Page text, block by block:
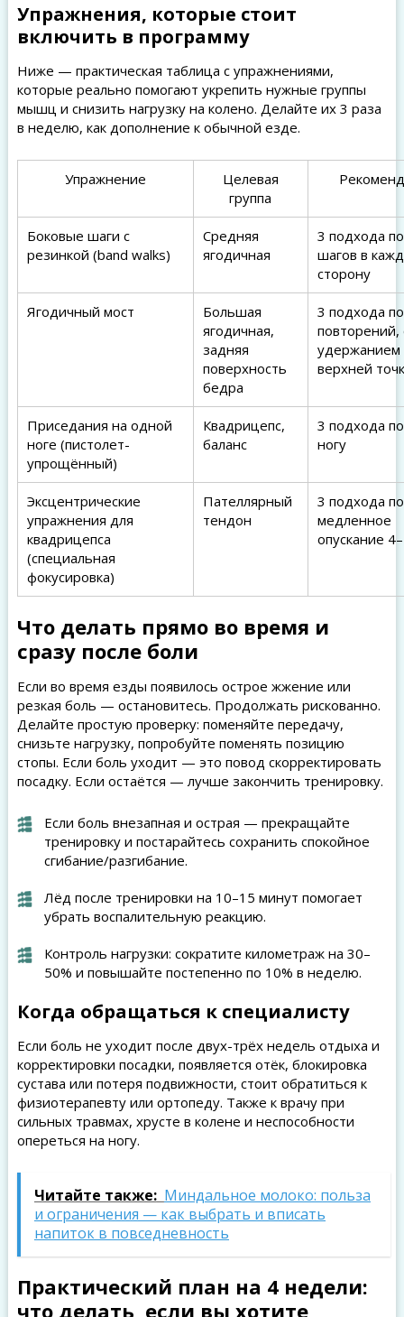
Упражнения, которые стоит
включить в программу
Ниже — практическая таблица с упражнениями,
которые реально помогают укрепить нужные группы
мышц и снизить нагрузку на колено. Делайте их 3 раза
в неделю, как дополнение к обычной езде.
Упражнение
Целевая
группа
Боковые шаги с
резинкой (band walks)
Средняя
ягодичная
3 подхода
шагов в
сторону
Ягодичный мост
Большая
ягодичная,
задняя
поверхность
бедра
3 подхода
повторений,
удержанием
верхней
Приседания на одной
ноге (пистолет-
упрощённый)
Квадрицепс,
баланс
3 подхода
ногу
Эксцентрические
упражнения для
квадрицепса
(специальная
фокусировка)
Пателлярный
тендон
3 подхода
медленное
опускание
Что делать прямо во время и
сразу после боли
Если во время езды появилось острое жжение или
резкая боль — остановитесь. Продолжать рискованно.
Делайте простую проверку: поменяйте передачу,
снизьте нагрузку, попробуйте поменять позицию
стопы. Если боль уходит — это повод скорректировать
посадку. Если остаётся — лучше закончить тренировку.
Если боль внезапная и острая — прекращайте
тренировку и постарайтесь сохранить спокойное
сгибание/разгибание.
Лёд после тренировки на 10–15 минут помогает
убрать воспалительную реакцию.
Контроль нагрузки: сократите километраж на 30–
50% и повышайте постепенно по 10% в неделю.
Когда обращаться к специалисту
Если боль не уходит после двух-трёх недель отдыха и
корректировки посадки, появляется отёк, блокировка
сустава или потеря подвижности, стоит обратиться к
физиотерапевту или ортопеду. Также к врачу при
сильных травмах, хрусте в колене и неспособности
опереться на ногу.
Читайте также: Миндальное молоко: польза
и ограничения — как выбрать и вписать
напиток в повседневность
Практический план на 4 недели:
что делать, если вы хотите